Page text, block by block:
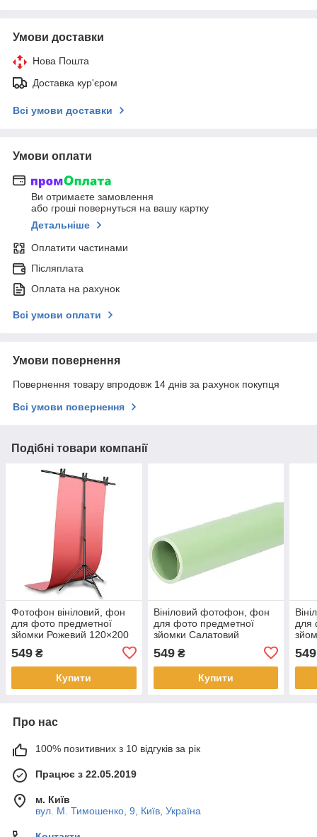
Умови доставки
Нова Пошта
Доставка кур'єром
Всі умови доставки
Умови оплати
Ви отримаєте замовлення
або гроші повернуться на вашу картку
Детальніше
Оплатити частинами
Післяплата
Оплата на рахунок
Всі умови оплати
Умови повернення
Повернення товару впродовж 14 днів за рахунок покупця
Всі умови повернення
Подібні товари компанії
Фотофон вініловий, фон
для фото предметної
зйомки Рожевий 120×200
549 ₴
Купити
Вініловий фотофон, фон
для фото предметної
зйомки Салатовий
120×200 см ПВХ Матовий
549₴
Купити
для
549
Про нас
100% позитивних з 10 відгуків за рік
Працює з 22.05.2019
м. Київ
вул. М. Тимошенко, 9, Київ, Україна